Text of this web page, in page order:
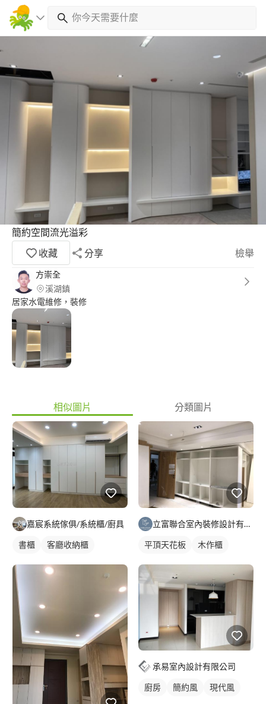
簡約空間流光溢彩
收藏
分享 檢舉
方崇全
溪湖鎮
居家水電維修，裝修
相似圖片 分類圖片
嘉宸系統傢俱/系統櫃/廚具
書櫃 客廳收納櫃
立富聯合室內裝修設計有限公司
平頂天花板 木作櫃
承易室內設計有限公司
廚房 簡約風 現代風